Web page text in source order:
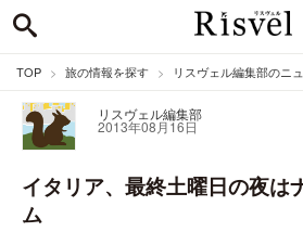
TOP 旅の情報を探す リスヴェル編集部のニ
リスヴェル編集部
2013年08月16日
イタリア、最終土曜日の夜は
ム